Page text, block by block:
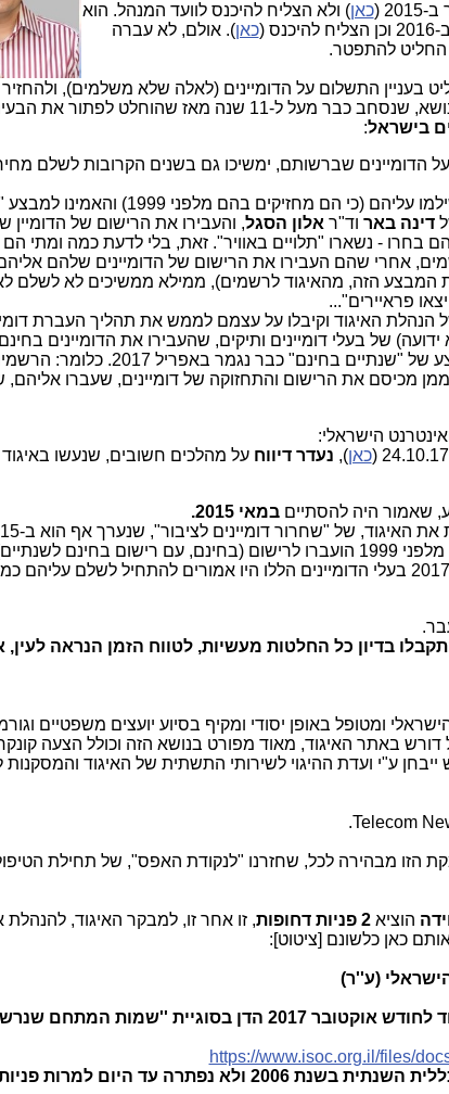
( כאן) ולא הצליח להיכנס לוועד המנהל. הוא
(
כאן). אולם, לא עברה
החליט להתפטר.
בעניין התשלום על הדומיינים (לאלה שלא משלמים),
של אי התשלום על דומיינים לוועדת התשתיות (נושא, שנסחב כבר מעל ל-11 שנה מאז שהוחלט
:
על הדומיינים שברשותם, ימשיכו גם בשנים הקרובות לשלם
כמות לא ידועה של בעלי דומיינים ,שלא שילמו עליהם (כי הם מחזיקים בהם
דינה באר וד"ר אלון הסגל, והעבירו את הרישום של הדומיין
- נשארו "תלויים באוויר". זאת, בלי לדעת כמה ומתי הם
אחרי שהם העבירו את הרישום של הדומיינים שלהם
הזה, מהאיגוד לרשמים), ממילא ממשיכים לא לשלם
פראיירים"...
הנהלת האיגוד וקיבלו על עצמם לממש את תהליך העברת
של בעלי דומיינים ותיקים, שהעבירו את הדומיינים
ועדיין לא משלמים עליהם, למרות שהמבצע של "שנתיים בחינם"
מכיסם את הרישום והתחזוקה של דומיינים, שעברו אליהם,
הישראלי:
כאן), נעדר דיווח על מהלכים חשובים, שנעשו
שאמור היה להסתייםבמאי 2015.
כמות נכבדה (שלא פורסמה) של דומיינים מלפני 1999 הועברו לרישום (בחינם, עם רישום
המוסמכים של האיגוד, ולמעשה מאפריל 2017 בעלי הדומיינים הללו היו אמורים להתחיל לשלם
בדיון כל החלטות מעשיות, לטווח הזמן הנראה לעין,
ומטופל באופן יסודי ומקיף בסיוע יועצים משפטיים
דורש באתר האיגוד, מאוד מפורט בנושא הזה וכולל הצעה
ע"י ועדת ההיגוי לשירותי התשתית של האיגוד והמסקנות
הזו מבהירה לכל, שחזרנו "לנקודת האפס", של תחילת
הוציא2 פניות דחופות
, זו אחר זו, למבקר האיגוד, להנהלת
כאן כלשונם [ציטוט]:
(ע''ר)
א. המצ''ב לעיונך פרוטוקול ישיבת ועד האיגוד לחודש אוקטובר 2017 הדן בסוגיית
https://www.isoc.org.il/files/
ב. סוגייה זו הועלתה על ידי בעת האסיפה הכללית השנתית בשנת 2006 ולא נפתרה עד